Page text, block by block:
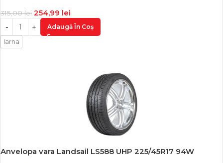
315,00lei 254,99 lei
Adaugă În Coș
Iarna
-19%
Anvelopa vara Landsail LS588 UHP 225/45R17 94W